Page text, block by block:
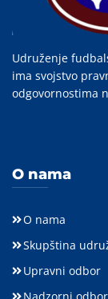
Udruženje
ima svojstvo
odgovornostima
O nama
O nama
Skupština
Upravni odbor